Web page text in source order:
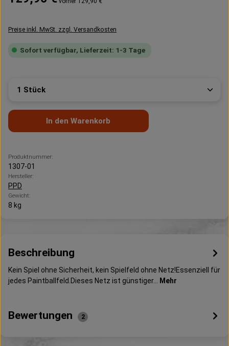
Preise inkl. MwSt. zzgl. Versandkosten
Sofort verfügbar, Lieferzeit: 1-3 Tage
Produkt Anzahl: Gib den gewünschten Wert ein
In den Warenkorb
Produktnummer:
1307-01
Hersteller:
PPD
Gewicht:
8 kg
Beschreibung
Kein Spiel ohne Sicherheit, kein Spielfeld ohne Netz!Essenziell für
jedes Paintballfeld.Dieses Netz ist günstiger… Mehr
Bewertungen 2